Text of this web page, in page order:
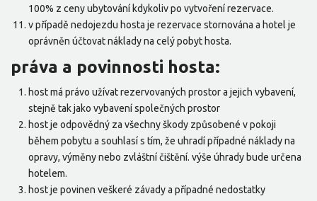
100% z ceny ubytování kdykoliv po vytvoření rezervace.
v případě nedojezdu hosta je rezervace stornována a hotel je
oprávněn účtovat náklady na celý pobyt hosta.
práva a povinnosti hosta:
host má právo užívat rezervovaných prostor a jejich vybavení,
stejně tak jako vybavení společných prostor
host je odpovědný za všechny škody způsobené v pokoji
během pobytu a souhlasí s tím, že uhradí případné náklady na
opravy, výměny nebo zvláštní čištění. výše úhrady bude určena
hotelem.
host je povinen veškeré závady a případné nedostatky